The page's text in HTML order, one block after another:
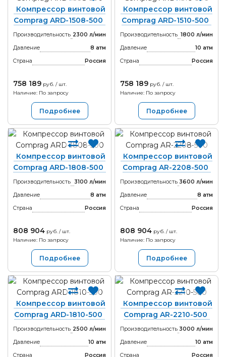
Компрессор винтовой
Comprag ARD-1508-500
Производительность 2300 л/мин
Давление
8 атм
Страна
Россия
758 189 руб. / шт.
Наличие: По запросу
Подробнее
Компрессор винтовой
Comprag ARD-1510-500
Производительность 1800 л/мин
Давление
10 атм
Страна
Россия
758 189 руб. / шт.
Наличие: По запросу
Подробнее
Компрессор винтовой
Comprag ARD-1808-500
Производительность
3100 л/мин
Давление
8 атм
Страна
Россия
808 904 руб. / шт.
Наличие: По запросу
Подробнее
Компрессор винтовой
Comprag AR-2208-500
Производительность 3600 л/мин
Давление
8 атм
Страна
Россия
808 904 руб. / шт.
Наличие: По запросу
Подробнее
Компрессор винтовой
Comprag ARD-1810-500
Производительность 2500 л/мин
Давление
10 атм
Страна
Россия
Компрессор винтовой
Comprag AR-2210-500
Производительность 3000 л/мин
Давление
10 атм
Страна
Россия